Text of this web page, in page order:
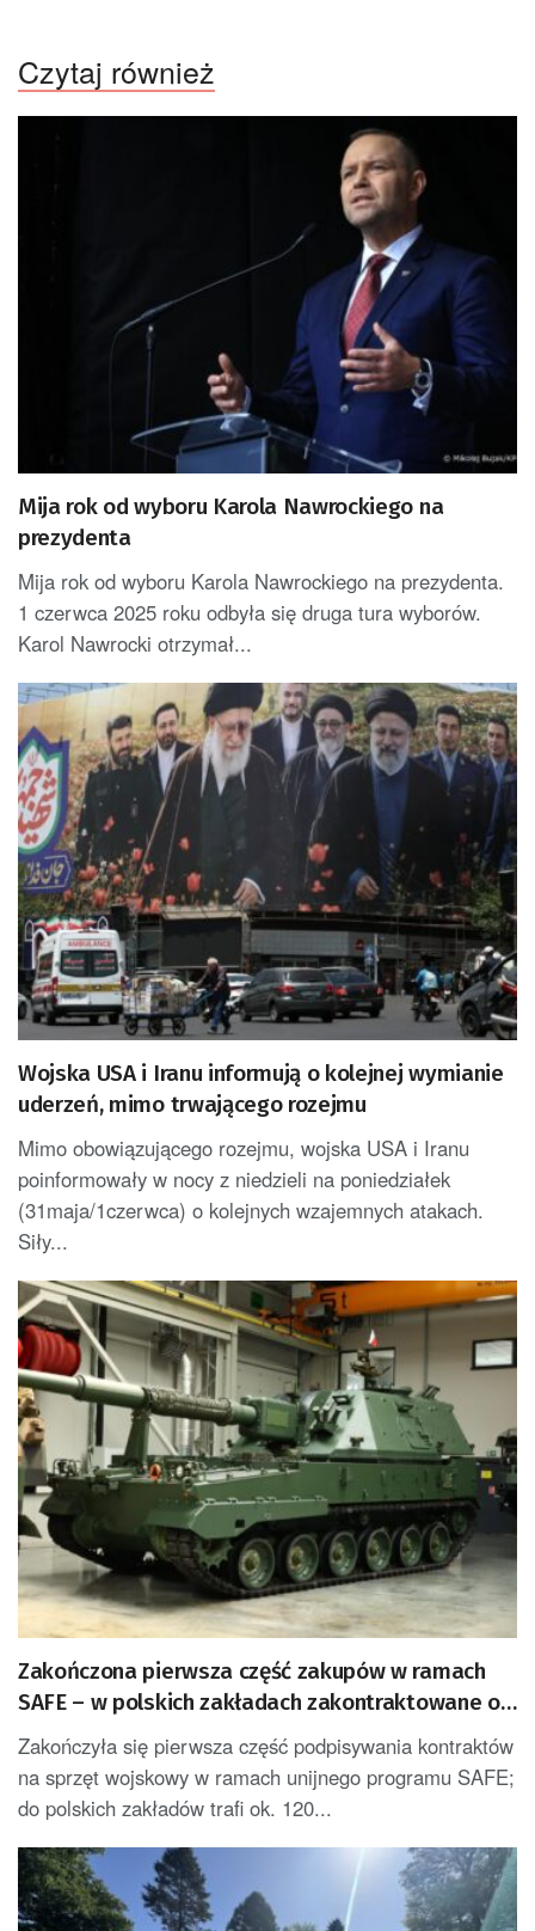
Czytaj również
Mija rok od wyboru Karola Nawrockiego na
prezydenta
Mija rok od wyboru Karola Nawrockiego na prezydenta.
1 czerwca 2025 roku odbyła się druga tura wyborów.
Karol Nawrocki otrzymał...
Wojska USA i Iranu informują o kolejnej wymianie
uderzeń, mimo trwającego rozejmu
Mimo obowiązującego rozejmu, wojska USA i Iranu
poinformowały w nocy z niedzieli na poniedziałek
(31maja/1czerwca) o kolejnych wzajemnych atakach.
Siły...
Zakończona pierwsza część zakupów w ramach
SAFE – w polskich zakładach zakontraktowane ok.
120 mld zł
Zakończyła się pierwsza część podpisywania kontraktów
na sprzęt wojskowy w ramach unijnego programu SAFE;
do polskich zakładów trafi ok. 120...